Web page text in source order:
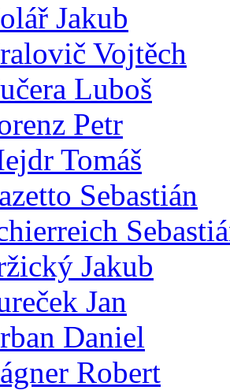
Jakub
Vojtěch
Luboš
Petr
Tomáš
Sebastián
Jakub
Jan
Daniel
Robert